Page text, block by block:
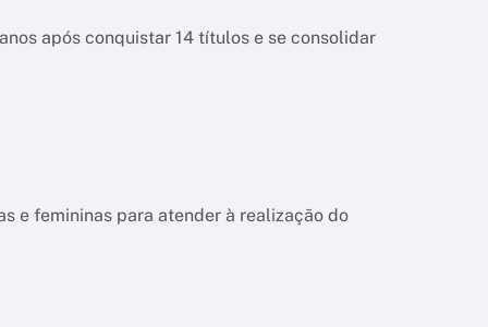
após conquistar 14 títulos e se consolidar
e femininas para atender à realização do